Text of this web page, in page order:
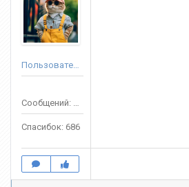
Пользователь
Сообщений: 3688
Спасибок: 686